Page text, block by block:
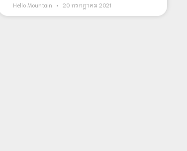
Hello Mountain 20 กรกฎาคม 2021